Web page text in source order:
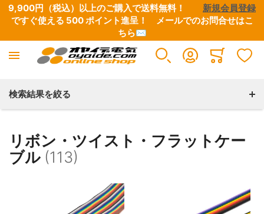
9,900円（税込）以上のご購入で送料無料！ 新規会員登録
ですぐ使える 500 ポイント進呈！ メールでのお問合せはこ
ちら✉
検索結果を絞る
リボン・ツイスト・フラットケー
ブル (113)